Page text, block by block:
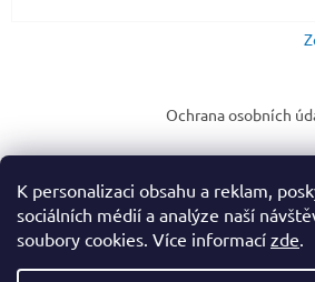
K personalizaci obsahu a reklam,
sociálních médií a analýze naší
soubory cookies. Více informací zde.
a
Ochrana osobních
Vytvořil